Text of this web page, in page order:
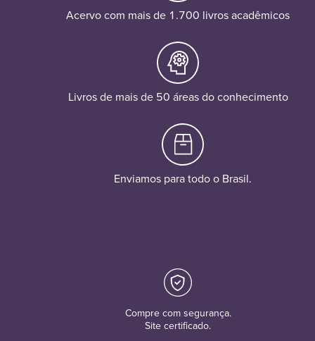
Acervo com mais de 1.700 livros acadêmicos
Livros de mais de 50 áreas do conhecimento
Enviamos para todo o Brasil.
Compre com segurança.
Site certificado.